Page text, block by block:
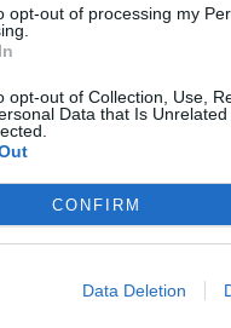
opt-out of processing my
opt-out of Collection, Use,
Data that Is
CONFIRM
Data Deletion